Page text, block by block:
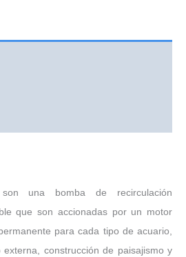
una bomba de recirculación
que son accionadas por un motor
para cada tipo de acuario,
construcción de paisajismo y